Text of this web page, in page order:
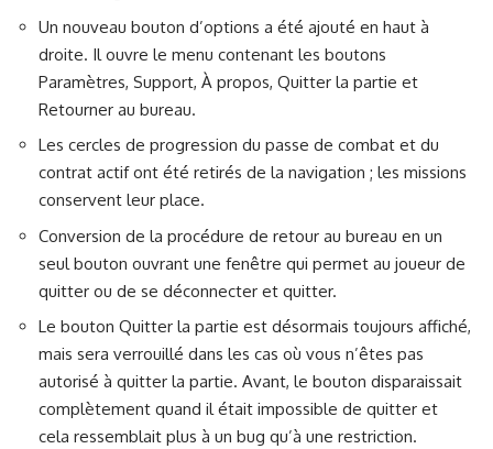
Un nouveau bouton d’options a été ajouté en haut à
droite. Il ouvre le menu contenant les boutons
Paramètres, Support, À propos, Quitter la partie et
Retourner au bureau.
Les cercles de progression du passe de combat et du
contrat actif ont été retirés de la navigation ; les missions
conservent leur place.
Conversion de la procédure de retour au bureau en un
seul bouton ouvrant une fenêtre qui permet au joueur de
quitter ou de se déconnecter et quitter.
Le bouton Quitter la partie est désormais toujours affiché,
mais sera verrouillé dans les cas où vous n’êtes pas
autorisé à quitter la partie. Avant, le bouton disparaissait
complètement quand il était impossible de quitter et
cela ressemblait plus à un bug qu’à une restriction.